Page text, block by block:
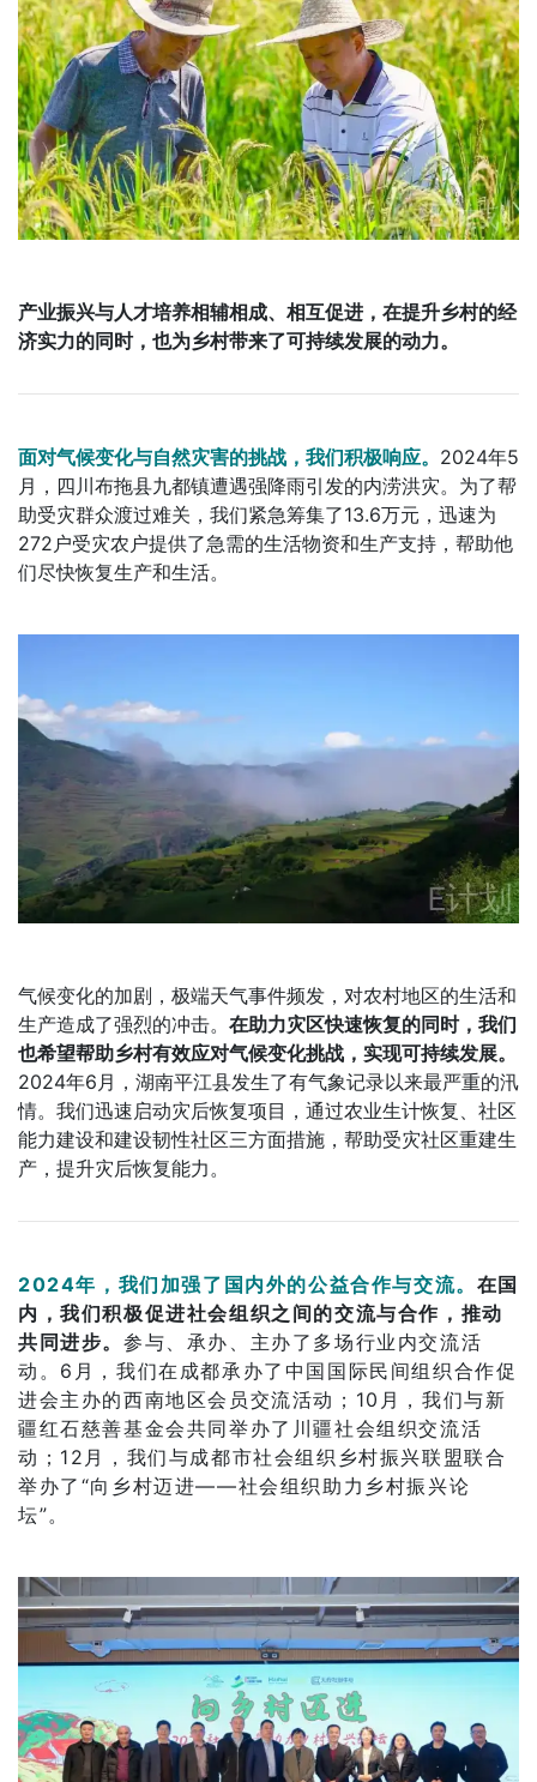
产业振兴与人才培养相辅相成、相互促进，在提升乡村的经
济实力的同时，也为乡村带来了可持续发展的动力。
面对气候变化与自然灾害的挑战，我们积极响应。 2024年5
月，四川布拖县九都镇遭遇强降雨引发的内涝洪灾。为了帮
助受灾群众渡过难关，我们紧急筹集了13.6万元，迅速为
272户受灾农户提供了急需的生活物资和生产支持，帮助他
们尽快恢复生产和生活。
气候变化的加剧，极端天气事件频发，对农村地区的生活和
生产造成了强烈的冲击。 在助力灾区快速恢复的同时，我们
也希望帮助乡村有效应对气候变化挑战，实现可持续发展。
2024年6月，湖南平江县发生了有气象记录以来最严重的汛
情。我们迅速启动灾后恢复项目，通过农业生计恢复、社区
能力建设和建设韧性社区三方面措施，帮助受灾社区重建生
产，提升灾后恢复能力。
2024年，我们加强了国内外的公益合作与交流。 在国
内，我们积极促进社会组织之间的交流与合作，推动
共同进步。 参与、承办、主办了多场行业内交流活
动。6月，我们在成都承办了中国国际民间组织合作促
进会主办的西南地区会员交流活动；10月，我们与新
疆红石慈善基金会共同举办了川疆社会组织交流活
动；12月，我们与成都市社会组织乡村振兴联盟联合
举办了“向乡村迈进——社会组织助力乡村振兴论
坛”。